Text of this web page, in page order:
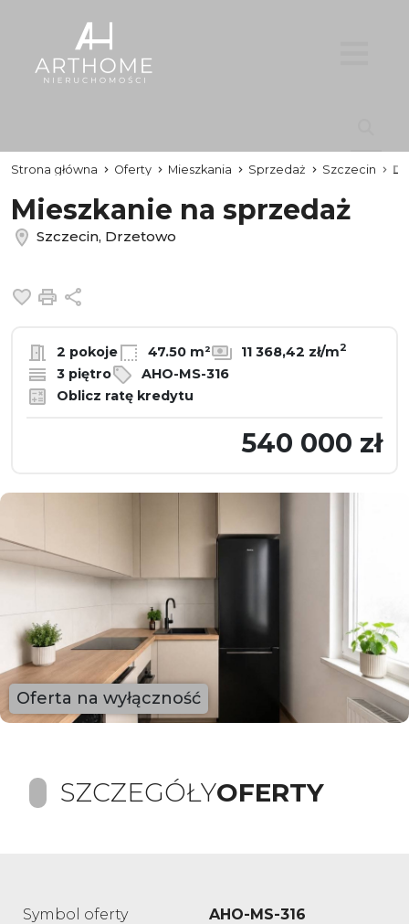
Strona główna Oferty Mieszkania Sprzedaż Szczecin
Mieszkanie na sprzedaż
Szczecin, Drzetowo
Dodaj do ulubionych
Drukuj
2 pokoje 47.50 m² 11 368,42 zł/m2
3 piętro
AHO-MS-316
Oblicz ratę kredytu
540 000 zł
Oferta na wyłączność
SZCZEGÓŁYOFERTY
Symbol oferty
AHO-MS-316